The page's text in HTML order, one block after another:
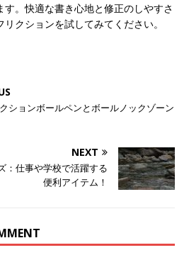
。快適な書き心地と修正のしやすさ
クションを試してみてください。
ションボールペンとボールノックゾーン
NEXT
：仕事や学校で活躍する
便利アイテム！